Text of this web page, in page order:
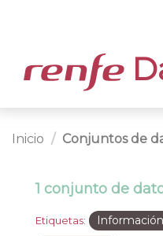
Inicio Conjuntos de
1 conjunto de
Etiquetas: